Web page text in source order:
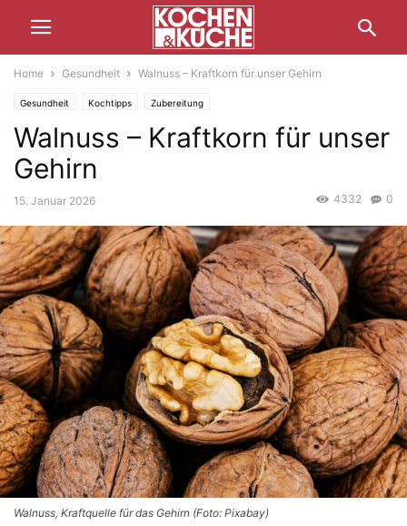
Home Gesundheit Walnuss – Kraftkorn für unser Gehirn
Gesundheit Kochtipps Zubereitung
Walnuss – Kraftkorn für unser
Gehirn
15. Januar 2026 0
4332
Walnuss, Kraftquelle für das Gehirn (Foto: Pixabay)